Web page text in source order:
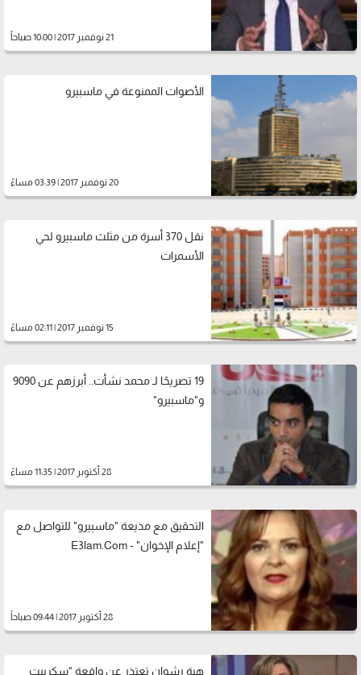
21 نوفمبر 2017 | 10:00 صباحاً
الأصوات الممنوعة في ماسبيرو
20 نوفمبر 2017 | 03:39 مساءً
نقل 370 أسرة من مثلث ماسبيرو لحي
الأسمرات
15 نوفمبر 2017 | 02:11 مساءً
19 تصريحًا لـ محمد نشأت.. أبرزهم عن 9090
و"ماسبيرو"
28 أكتوبر 2017 | 11:35 مساءً
التحقيق مع مذيعة "ماسبيرو" للتواصل مع
"إعلام الإخوان" - E3lam.Com
28 أكتوبر 2017 | 09:44 صباحاً
هبة رشوان تعتذر عن واقعة "سكريبت